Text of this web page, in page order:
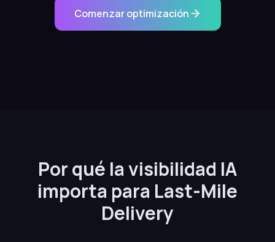
Comenzar optimización
Por qué la visibilidad IA
importa para Last-Mile
Delivery